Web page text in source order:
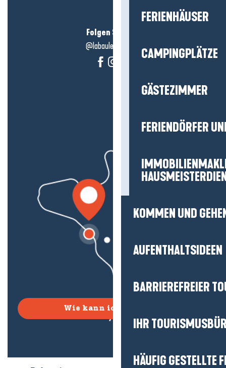
FERIENHÄUSER
CAMPINGPLÄTZE
GÄSTEZIMMER
FERIENDÖRFER
KOMMEN UND
AUFENTHALTSIDEEN
BARRIEREFREIER
IHR
HÄUFIG GESTELLTE
Folgen Sie uns!
@labauleguérande
Wie kann ich kommen?